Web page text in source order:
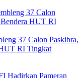
37 Calon Paskibra,
RI Tingkat